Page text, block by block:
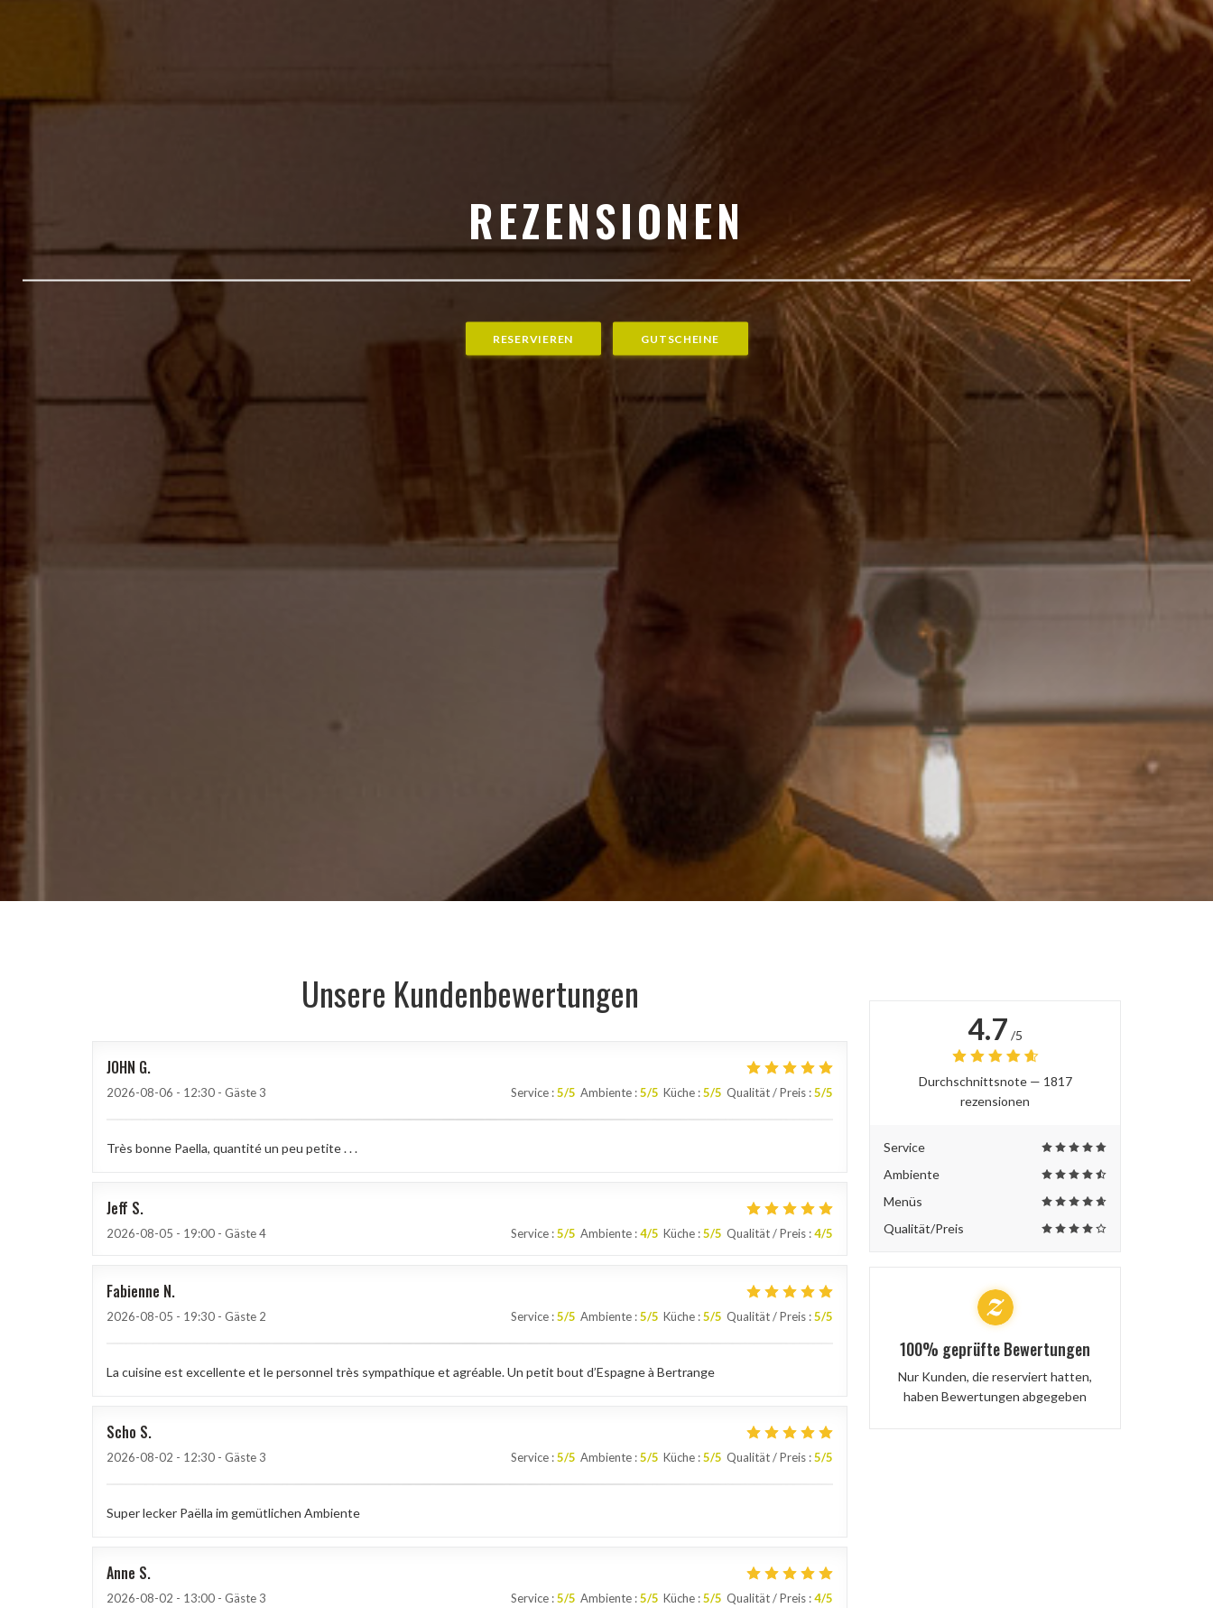
REZENSIONEN
RESERVIEREN GUTSCHEINE
Unsere Kundenbewertungen
JOHN G
2026-08-06 - 12:30 - Gäste 3 Service :5/5 Ambiente :5/5 Küche :5/5 Qualität / Preis :5/5
Très bonne Paella, quantité un peu petite . . .
Jeff S
2026-08-05 - 19:00 - Gäste 4 Service :5/5 Ambiente :4/5 Küche :5/5 Qualität / Preis :4/5
Fabienne N
2026-08-05 - 19:30 - Gäste 2 Service :5/5 Ambiente :5/5 Küche :5/5 Qualität / Preis :5/5
La cuisine est excellente et le personnel très sympathique et agréable. Un petit bout d’Espagne à Bertrange
Scho S
2026-08-02 - 12:30 - Gäste 3 Service :5/5 Ambiente :5/5 Küche :5/5 Qualität / Preis :5/5
Super lecker Paëlla im gemütlichen Ambiente
Anne S
2026-08-02 - 13:00 - Gäste 3 Service :5/5 Ambiente :5/5 Küche :5/5 Qualität / Preis :4/5
4.7 /5
Durchschnittsnote — 1817
rezensionen
Service
Ambiente
Menüs
Qualität/Preis
100% geprüfte Bewertungen
Nur Kunden, die reserviert hatten,
haben Bewertungen abgegeben